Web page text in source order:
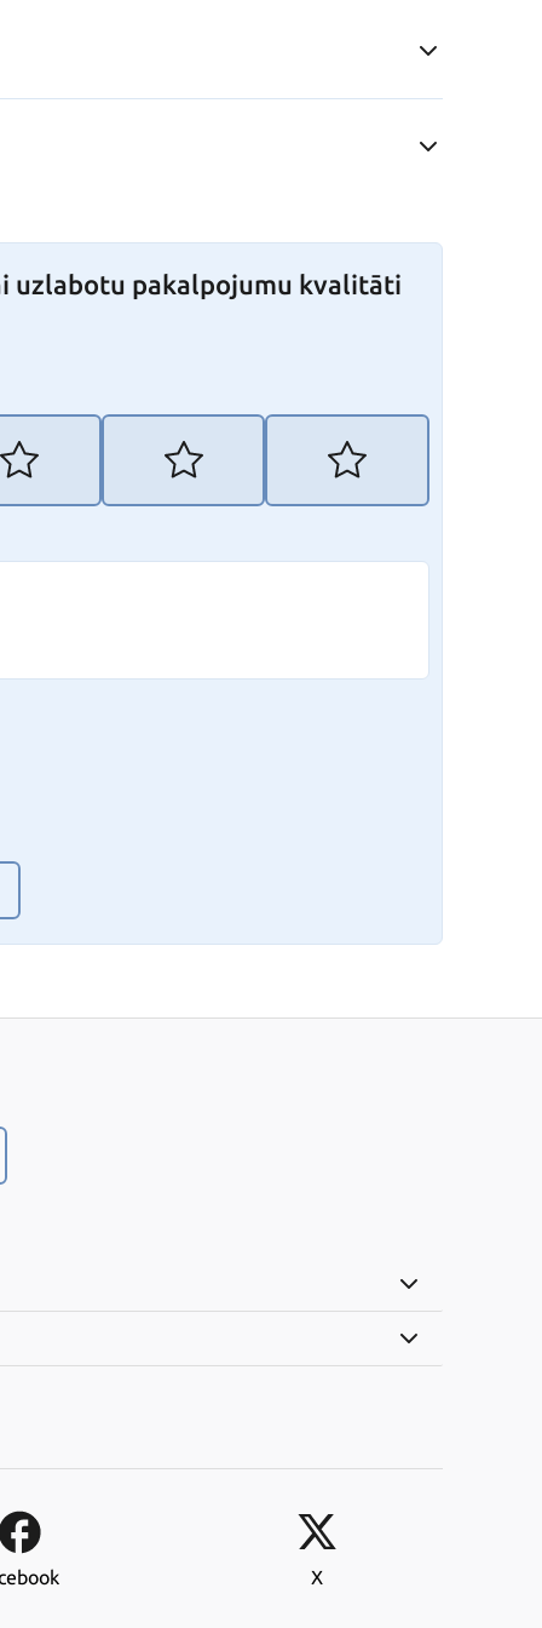
uzlabotu pakalpojumu kvalitāti
X